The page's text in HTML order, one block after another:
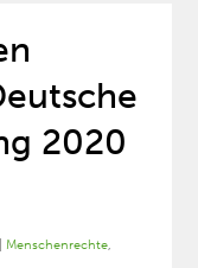
2020
Menschenrechte,